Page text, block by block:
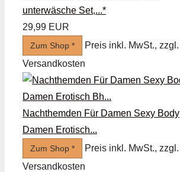
unterwäsche Set,...*
29,99 EUR
Zum Shop *
Preis inkl. MwSt., zzgl.
Versandkosten
Nachthemden Für Damen Sexy Body
Damen Erotisch...
Zum Shop *
Preis inkl. MwSt., zzgl.
Versandkosten